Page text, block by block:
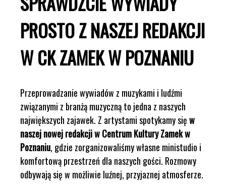
PROSTO Z NASZEJ REDAKCJI
W CK ZAMEK W POZNANIU
Przeprowadzanie wywiadów z muzykami i ludźmi
związanymi z branżą muzyczną to jedna z naszych
największych zajawek. Z artystami spotykamy sięw
naszej nowej redakcji w Centrum Kultury Zamek w
Poznaniu, gdzie zorganizowaliśmy własne ministudio i
komfortową przestrzeń dla naszych gości. Rozmowy
odbywają się w możliwie luźnej, przyjaznej atmosferze.